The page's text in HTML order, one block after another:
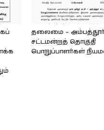
தலைமை –
சட்டமன்றத் தொகுதி
பொறுப்பாளர்கள்